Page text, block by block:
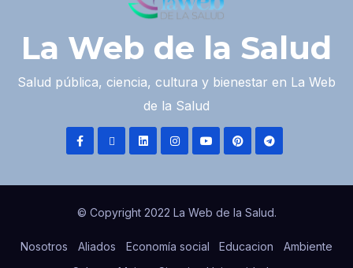
La Web de la Salud
Salud pública, ciencia, cultura y bienestar en La Web
de la Salud
© Copyright 2022 La Web de la Salud.
Nosotros Aliados Economía social Educacion
Ambiente